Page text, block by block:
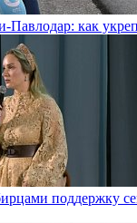
Павлодар: как
поддержку